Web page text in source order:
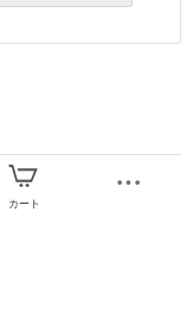
カート